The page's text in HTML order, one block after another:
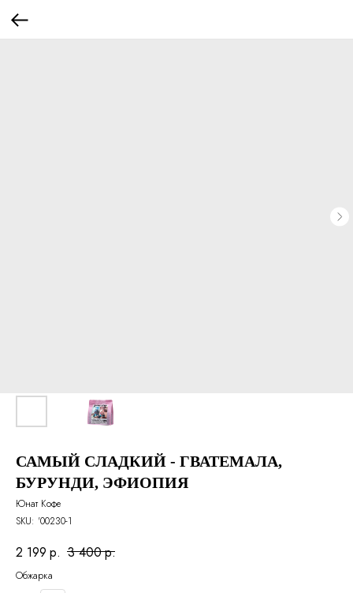
САМЫЙ СЛАДКИЙ - ГВАТЕМАЛА,
БУРУНДИ, ЭФИОПИЯ
Юнат Кофе
SKU: '00230-1
2 199 р. 3 400р.
Обжарка